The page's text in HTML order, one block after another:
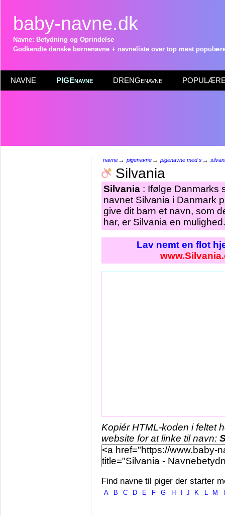
baby-navne.dk
Navne: Betydning og Oprindelse
Godkendte danske børnenavne + navneliste over top mest
NAVNE PIGEnavne DRENGenavne POPULÆRE
navne→ pigenavne→ pigenavne med s→
Silvania
Silvania : Ifølge Danmarks
navnet Silvania i Danmark
give dit barn et navn, som
har, er Silvania en mulighed.
Lav nemt en flot
Kopiér HTML-koden i feltet
website for at linke til navn:
Find navne til piger der starter
A B C D E F G H J K L M